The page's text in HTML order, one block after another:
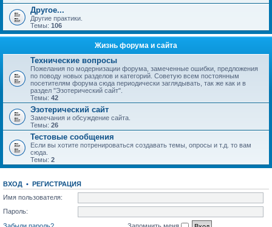
Другое...
Другие практики.
Темы: 106
Жизнь форума и сайта
Технические вопросы
Пожелания по модернизации форума, замеченные ошибки, предложения
по поводу новых разделов и категорий. Советую всем постоянным
посетителям форума сюда периодически заглядывать, так же как и в
раздел "Эзотерический сайт".
Темы: 42
Эзотерический сайт
Замечания и обсуждение сайта.
Темы: 26
Тестовые сообщения
Если вы хотите потренироваться создавать темы, опросы и т.д. то вам
сюда.
Темы: 2
ВХОД • РЕГИСТРАЦИЯ
Имя пользователя:
Пароль: